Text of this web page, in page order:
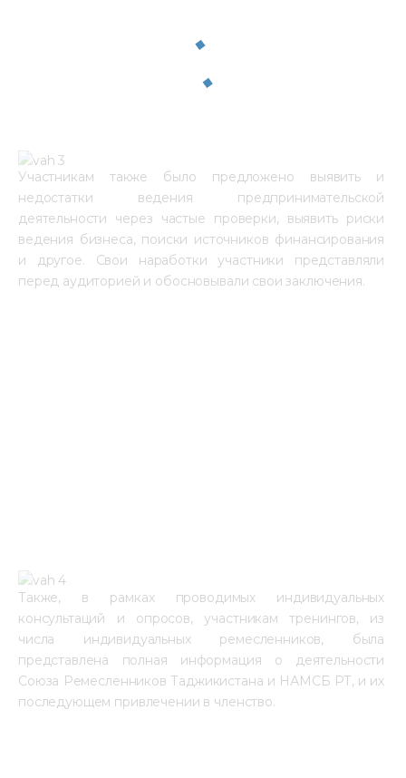
Участникам также было предложено выявить и
недостатки ведения предпринимательской
деятельности через частые проверки, выявить риски
ведения бизнеса, поиски источников финансирования
и другое. Свои наработки участники представляли
перед аудиторией и обосновывали свои заключения.
Также, в рамках проводимых индивидуальных
консультаций и опросов, участникам тренингов, из
числа индивидуальных ремесленников, была
представлена полная информация о деятельности
Союза Ремесленников Таджикистана и НАМСБ РТ, и их
последующем привлечении в членство.